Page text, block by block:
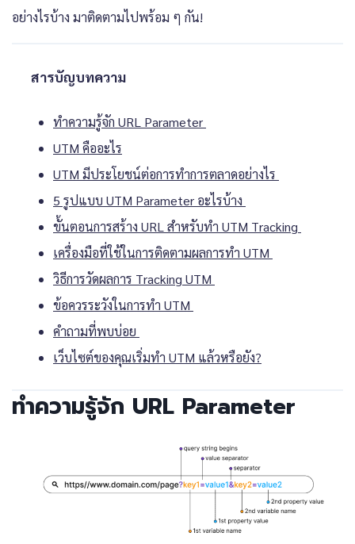
อย่างไรบ้าง มาติดตามไปพร้อม ๆ กัน!
สารบัญบทความ
ทำความรู้จัก URL Parameter
UTM คืออะไร
UTM มีประโยชน์ต่อการทำการตลาดอย่างไร
5 รูปแบบ UTM Parameter อะไรบ้าง
ขั้นตอนการสร้าง URL สำหรับทำ UTM Tracking
เครื่องมือที่ใช้ในการติดตามผลการทำ UTM
วิธีการวัดผลการ Tracking UTM
ข้อควรระวังในการทำ UTM
คำถามที่พบบ่อย
เว็บไซต์ของคุณเริ่มทำ UTM แล้วหรือยัง?
ทำความรู้จัก URL Parameter